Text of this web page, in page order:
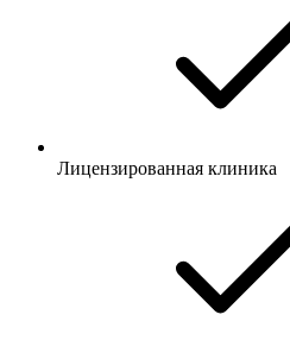
Лицензированная клиника